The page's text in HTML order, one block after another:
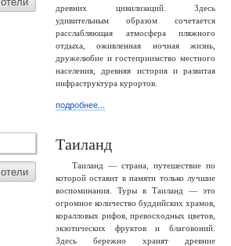
древних цивилизаций. Здесь
удивительным образом сочетается
расслабляющая атмосфера пляжного
отдыха, оживленная ночная жизнь,
дружелюбие и гостеприимство местного
населения, древняя история и развитая
инфраструктура курортов.
подробнее...
отели
Таиланд
Таиланд — страна, путешествие по
которой оставит в памяти только лучшие
воспоминания. Туры в Таиланд — это
огромное количество буддийских храмов,
коралловых рифов, превосходных цветов,
экзотических фруктов и благовоний.
Здесь бережно хранят древние